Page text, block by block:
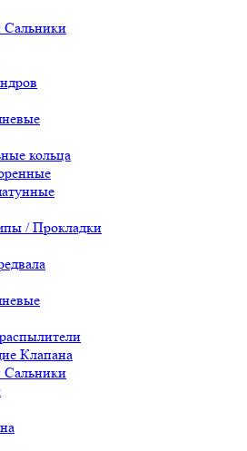
Сальники
кольца
/ Прокладки
Клапана
Сальники